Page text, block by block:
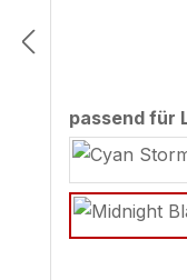
passend für